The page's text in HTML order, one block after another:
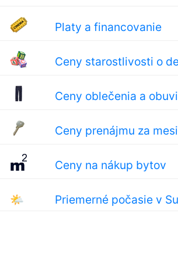
Platy a financovanie
Ceny starostlivosti o
Ceny oblečenia a obuvi
Ceny prenájmu za
Ceny na nákup bytov
🌤 Priemerné počasie v